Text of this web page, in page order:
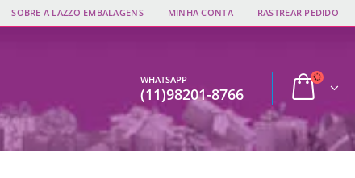
SOBRE A LAZZO EMBALAGENS MINHA CONTA RASTREAR PEDIDO
WHATSAPP
(11)98201-8766